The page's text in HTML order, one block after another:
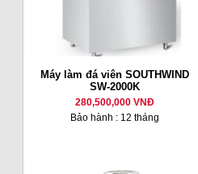
Máy làm đá viên SOUTHWIND
SW-2000K
280,500,000 VNĐ
Bảo hành : 12 tháng